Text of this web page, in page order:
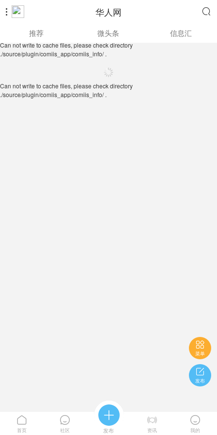
 华人网 
./source/plugin/comiis_app/comiis_info/ .
推荐 微头条 信息汇
Can not write to cache files, please check directory
./source/plugin/comiis_app/comiis_info/ .

菜单

发布

首页

社区

发布

资讯

我的
Can not write to cache files, please check directory
./source/plugin/comiis_app/comiis_info/ .